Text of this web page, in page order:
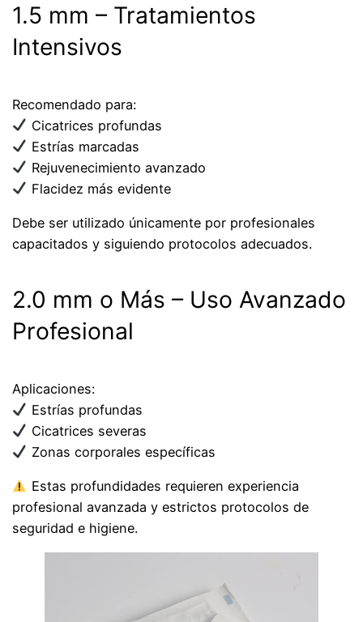
1.5 mm – Tratamientos
Intensivos
Recomendado para:
Cicatrices profundas
Estrías marcadas
Rejuvenecimiento avanzado
Flacidez más evidente
Debe ser utilizado únicamente por profesionales
capacitados y siguiendo protocolos adecuados.
2.0 mm o Más – Uso Avanzado
Profesional
Aplicaciones:
Estrías profundas
Cicatrices severas
Zonas corporales específicas
Estas profundidades requieren experiencia
profesional avanzada y estrictos protocolos de
seguridad e higiene.